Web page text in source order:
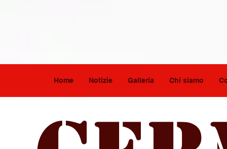
Home Notizie Galleria Chi siamo